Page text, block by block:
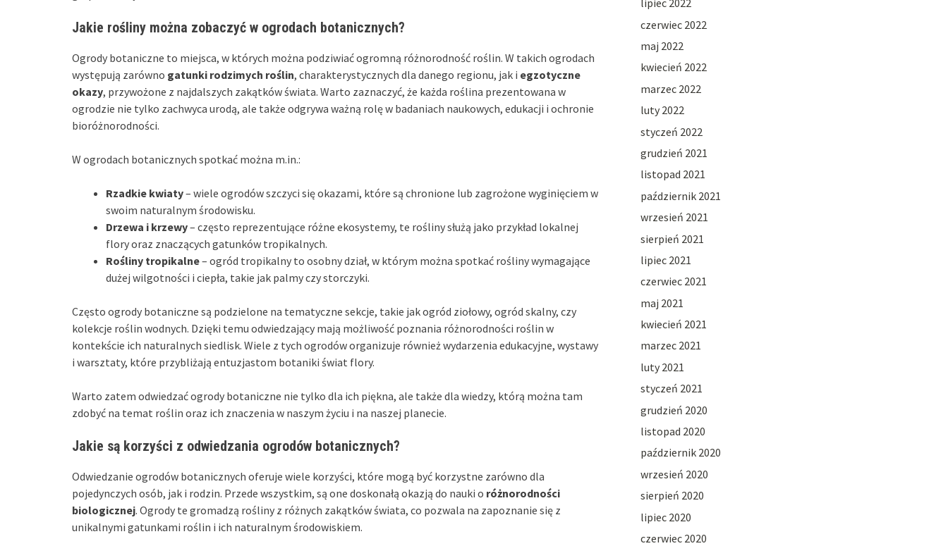
Jakie rośliny można zobaczyć w ogrodach botanicznych?
Ogrody botaniczne to miejsca, w których można podziwiać ogromną różnorodność roślin. W takich ogrodach
występują zarówno gatunki rodzimych roślin, charakterystycznych dla danego regionu, jak i egzotyczne
okazy, przywożone z najdalszych zakątków świata. Warto zaznaczyć, że każda roślina prezentowana w
ogrodzie nie tylko zachwyca urodą, ale także odgrywa ważną rolę w badaniach naukowych, edukacji i ochronie
bioróżnorodności.
W ogrodach botanicznych spotkać można m.in.:
Rzadkie kwiaty– wiele ogrodów szczyci się okazami, które są chronione lub zagrożone wyginięciem w
swoim naturalnym środowisku.
Drzewa i krzewy– często reprezentujące różne ekosystemy, te rośliny służą jako przykład lokalnej
flory oraz znaczących gatunków tropikalnych.
Rośliny tropikalne– ogród tropikalny to osobny dział, w którym można spotkać rośliny wymagające
dużej wilgotności i ciepła, takie jak palmy czy storczyki.
Często ogrody botaniczne są podzielone na tematyczne sekcje, takie jak ogród ziołowy, ogród skalny, czy
kolekcje roślin wodnych. Dzięki temu odwiedzający mają możliwość poznania różnorodności roślin w
kontekście ich naturalnych siedlisk. Wiele z tych ogrodów organizuje również wydarzenia edukacyjne, wystawy
i warsztaty, które przybliżają entuzjastom botaniki świat flory.
Warto zatem odwiedzać ogrody botaniczne nie tylko dla ich piękna, ale także dla wiedzy, którą można tam
zdobyć na temat roślin oraz ich znaczenia w naszym życiu i na naszej planecie.
Jakie są korzyści z odwiedzania ogrodów botanicznych?
Odwiedzanie ogrodów botanicznych oferuje wiele korzyści, które mogą być korzystne zarówno dla
pojedynczych osób, jak i rodzin. Przede wszystkim, są one doskonałą okazją do nauki o różnorodności
biologicznej. Ogrody te gromadzą rośliny z różnych zakątków świata, co pozwala na zapoznanie się z
unikalnymi gatunkami roślin i ich naturalnym środowiskiem.
lipiec 2022
czerwiec 2022
maj 2022
kwiecień 2022
marzec 2022
luty 2022
styczeń 2022
grudzień 2021
listopad 2021
październik 2021
wrzesień 2021
sierpień 2021
lipiec 2021
czerwiec 2021
maj 2021
kwiecień 2021
marzec 2021
luty 2021
styczeń 2021
grudzień 2020
listopad 2020
październik 2020
wrzesień 2020
sierpień 2020
lipiec 2020
czerwiec 2020